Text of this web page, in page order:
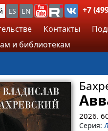
ES EN
+7
Контакты
и библиотекам
2026.
Серия: